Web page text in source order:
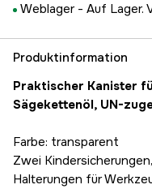
Weblager - Auf Lager.
Produktinformation
Praktischer Kanister
Sägekettenöl, UN-
Farbe: transparent
Zwei
Halterungen für